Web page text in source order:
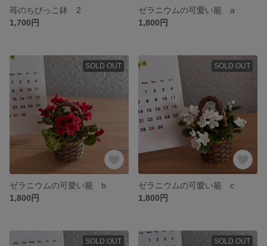
苺のちびっこ鉢 2
1,700円
ゼラニウムの可愛い籠 a
1,800円
SOLD OUT
ゼラニウムの可愛い籠 b
1,800円
SOLD OUT
ゼラニウムの可愛い籠 c
1,800円
SOLD OUT SOLD OUT